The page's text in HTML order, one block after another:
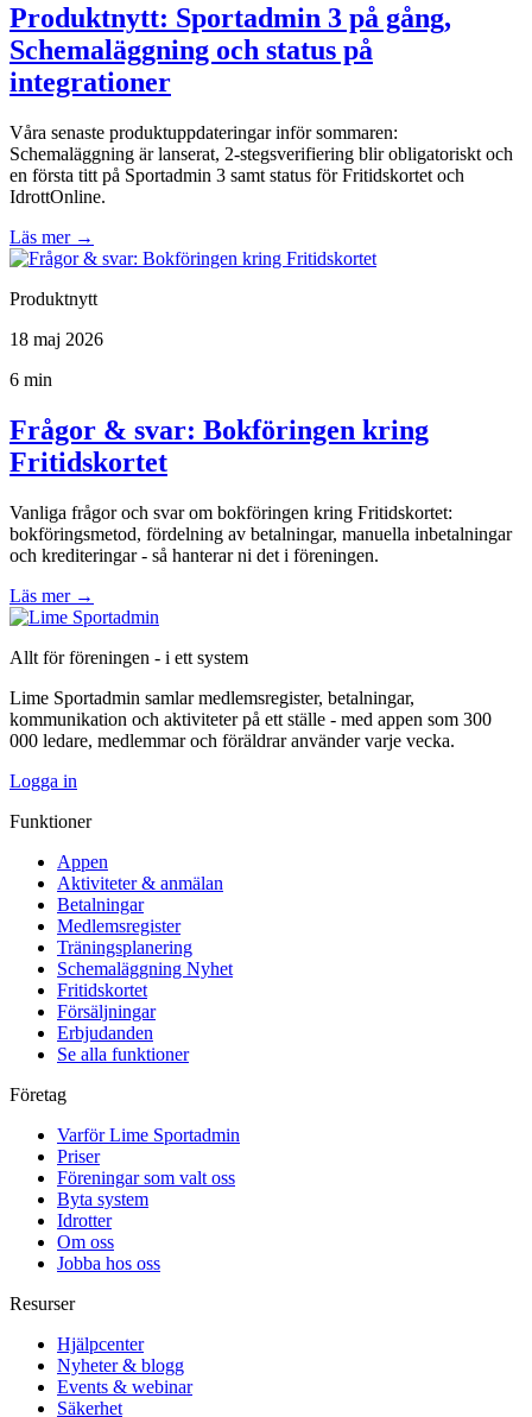
Produktnytt: Sportadmin 3 på gång,
Schemaläggning och status på
integrationer
Våra senaste produktuppdateringar inför sommaren:
Schemaläggning är lanserat, 2-stegsverifiering blir obligatoriskt och
en första titt på Sportadmin 3 samt status för Fritidskortet och
IdrottOnline.
Läs mer →
Produktnytt
18 maj 2026
6 min
Frågor & svar: Bokföringen kring
Fritidskortet
Vanliga frågor och svar om bokföringen kring Fritidskortet:
bokföringsmetod, fördelning av betalningar, manuella inbetalningar
och krediteringar - så hanterar ni det i föreningen.
Läs mer →
Allt för föreningen - i ett system
Lime Sportadmin samlar medlemsregister, betalningar,
kommunikation och aktiviteter på ett ställe - med appen som 300
000 ledare, medlemmar och föräldrar använder varje vecka.
Logga in
Funktioner
Appen
Aktiviteter & anmälan
Betalningar
Medlemsregister
Träningsplanering
Schemaläggning Nyhet
Fritidskortet
Försäljningar
Erbjudanden
Se alla funktioner
Företag
Varför Lime Sportadmin
Priser
Föreningar som valt oss
Byta system
Idrotter
Om oss
Jobba hos oss
Resurser
Hjälpcenter
Nyheter & blogg
Events & webinar
Säkerhet